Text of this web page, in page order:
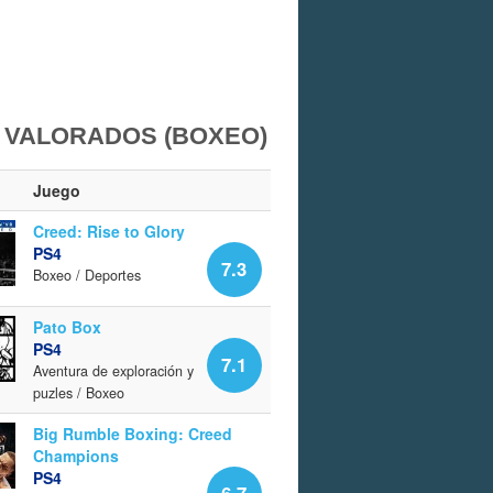
(BOXEO)
Juego
Creed: Rise to Glory
7.3
PS4
Boxeo / Deportes
Pato Box
7.1
PS4
Aventura de exploración y
puzles / Boxeo
Big Rumble Boxing: Creed
Champions
PS4